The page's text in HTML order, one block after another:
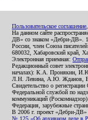
Пользовательское соглашение
На данном сайте
ДВ» со знаком «Дебри-ДВ».
России, член Союза
680032, Хабаровский край,
Электронная приемная:
Редакционный совет
началах): К.А. Пронякин,
Л.Н. Левина, А.Ю. Жданов,
Свидетельство о
Федеральной службой по
коммуникаций
Федерация, зарубежные
В 2006 г. проект «Дебри-ДВ»
№ 125 «Об архивном деле в